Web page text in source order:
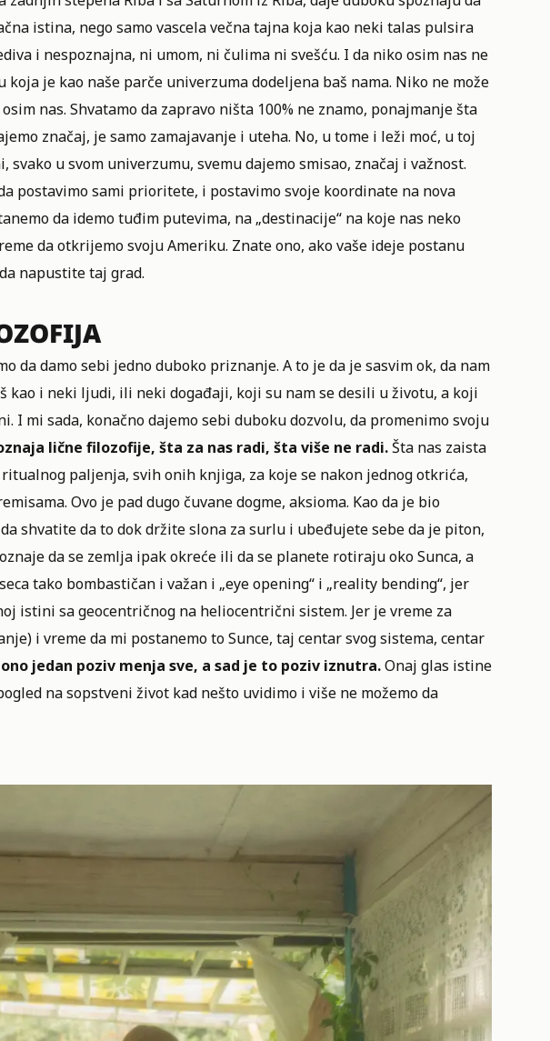
istina, nego samo vascela večna tajna koja kao neki talas pulsira
i nespoznajna, ni umom, ni čulima ni svešću. I da niko osim nas ne
je kao naše parče univerzuma dodeljena baš nama. Niko ne može
nas. Shvatamo da zapravo ništa 100% ne znamo, ponajmanje šta
značaj, je samo zamajavanje i uteha. No, u tome i leži moć, u toj
u svom univerzumu, svemu dajemo smisao, značaj i važnost.
postavimo sami prioritete, i postavimo svoje koordinate na nova
da idemo tuđim putevima, na „destinacije“ na koje nas neko
da otkrijemo svoju Ameriku. Znate ono, ako vaše ideje postanu
napustite taj grad.
da damo sebi jedno duboko priznanje. A to je da je sasvim ok, da nam
kao i neki ljudi, ili neki događaji, koji su nam se desili u životu, a koji
I mi sada, konačno dajemo sebi duboku dozvolu, da promenimo svoju
lične filozofije, šta za nas radi, šta više ne radi.Šta nas zaista
paljenja, svih onih knjiga, za koje se nakon jednog otkrića,
Ovo je pad dugo čuvane dogme, aksioma. Kao da je bio
shvatite da to dok držite slona za surlu i ubeđujete sebe da je piton,
da se zemlja ipak okreće ili da se planete rotiraju oko Sunca, a
tako bombastičan i važan i „eye opening“ i „reality bending“, jer
istini sa geocentričnog na heliocentrični sistem. Jer je vreme za
i vreme da mi postanemo to Sunce, taj centar svog sistema, centar
jedan poziv menja sve, a sad je to poziv iznutra.Onaj glas istine
na sopstveni život kad nešto uvidimo i više ne možemo da